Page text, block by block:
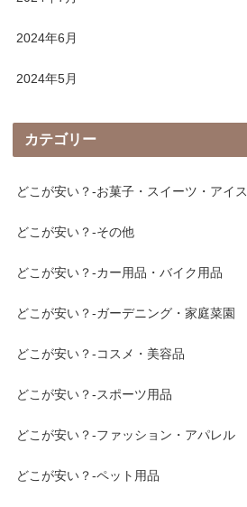
2024年6月
2024年5月
カテゴリー
どこが安い？-お菓子・スイーツ・アイス
どこが安い？-その他
どこが安い？-カー用品・バイク用品
どこが安い？-ガーデニング・家庭菜園
どこが安い？-コスメ・美容品
どこが安い？-スポーツ用品
どこが安い？-ファッション・アパレル
どこが安い？-ペット用品